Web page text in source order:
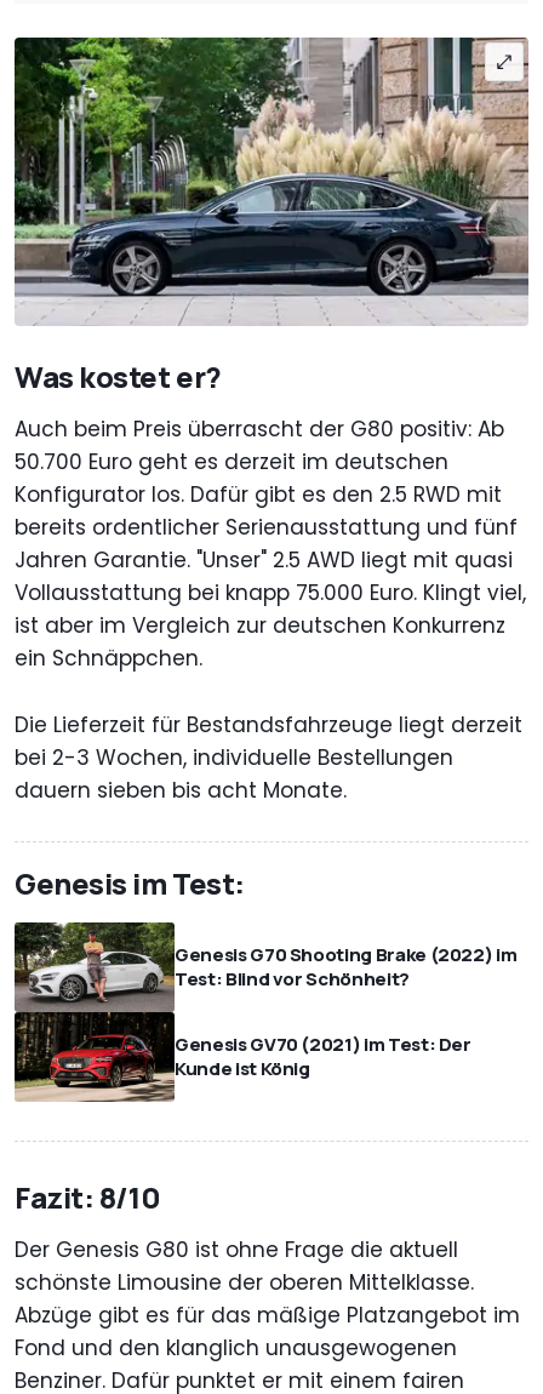
Was kostet er?
Auch beim Preis überrascht der G80 positiv: Ab
50.700 Euro geht es derzeit im deutschen
Konfigurator los. Dafür gibt es den 2.5 RWD mit
bereits ordentlicher Serienausstattung und fünf
Jahren Garantie. "Unser" 2.5 AWD liegt mit quasi
Vollausstattung bei knapp 75.000 Euro. Klingt viel,
ist aber im Vergleich zur deutschen Konkurrenz
ein Schnäppchen.
Die Lieferzeit für Bestandsfahrzeuge liegt derzeit
bei 2-3 Wochen, individuelle Bestellungen
dauern sieben bis acht Monate.
Genesis im Test:
Genesis G70 Shooting Brake (2022) im
Test: Blind vor Schönheit?
Genesis GV70 (2021) im Test: Der
Kunde ist König
Fazit: 8/10
Der Genesis G80 ist ohne Frage die aktuell
schönste Limousine der oberen Mittelklasse.
Abzüge gibt es für das mäßige Platzangebot im
Fond und den klanglich unausgewogenen
Benziner. Dafür punktet er mit einem fairen